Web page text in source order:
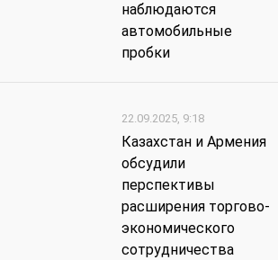
наблюдаются
автомобильные
пробки
22.09.2025, 9:18
Казахстан и Армения
обсудили
перспективы
расширения торгово-
экономического
сотрудничества